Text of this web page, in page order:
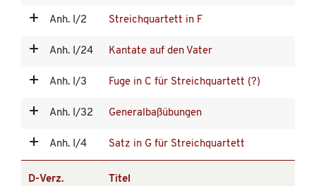
Anh. I/2 Streichquartett in F
Anh. I/24 Kantate auf den Vater
Anh. I/3 Fuge in C für Streichquartett (?)
Anh. I/32 Generalbaßübungen
Anh. I/4 Satz in G für Streichquartett
D-Verz. Titel